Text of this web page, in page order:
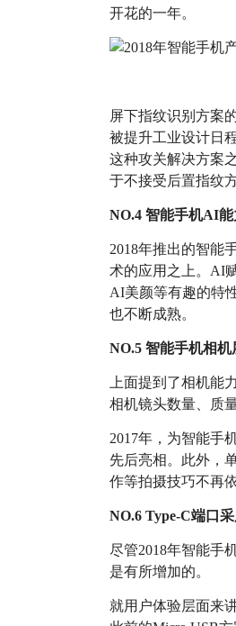
开花的一年。
屏下指纹识别方案
被提升工业设计日
这种攻关解决方案
于不接受后置指纹
NO.4 智能手机AI
2018年推出的智能
术的应用之上。AI
AI美颜等有趣的特
也不断成熟。
NO.5 智能手机相
上面提到了相机能
相机镜头数量、质
2017年，为智能手
先后亮相。此外，
作等拍摄技巧不再
NO.6 Type-C端口
尽管2018年智能手
是有所增加的。
就用户体验层面来